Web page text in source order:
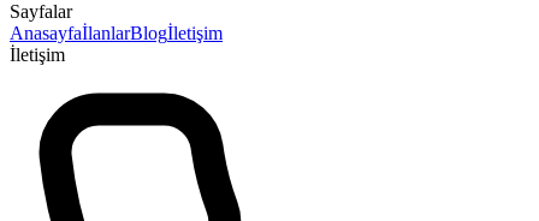
Sayfalar
AnasayfaİlanlarBlogİletişim
İletişim